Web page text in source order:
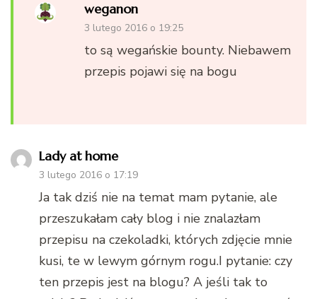
weganon
3 lutego 2016 o 19:25
to są wegańskie bounty. Niebawem
przepis pojawi się na bogu
Lady at home
3 lutego 2016 o 17:19
Ja tak dziś nie na temat mam pytanie, ale
przeszukałam cały blog i nie znalazłam
przepisu na czekoladki, których zdjęcie mnie
kusi, te w lewym górnym rogu.I pytanie: czy
ten przepis jest na blogu? A jeśli tak to